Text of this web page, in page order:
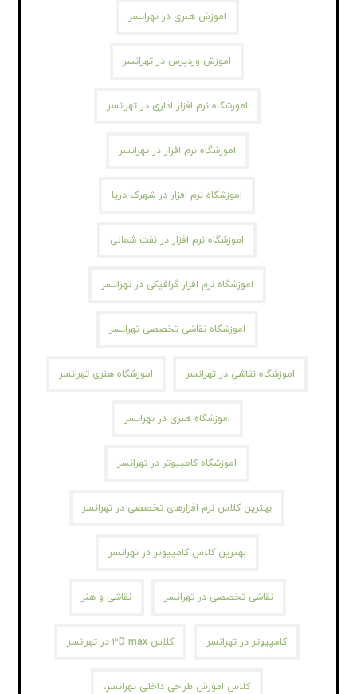
اموزش هنری در تهرانسر
اموزش وردپرس در تهرانسر
اموزشگاه نرم افزار اداری در تهرانسر
اموزشگاه نرم افزار در تهرانسر
اموزشگاه نرم افزار در شهرک دریا
اموزشگاه نرم افزار در نفت شمالی
اموزشگاه نرم افزار گرافیکی در تهرانسر
اموزشگاه نقاشی تخصصی تهرانسر
اموزشگاه نقاشی در تهرانسر اموزشگاه هنری تهرانسر
اموزشگاه هنری در تهرانسر
اموزشگاه کامپیوتر در تهرانسر
بهترین کلاس نرم افزارهای تخصصی در تهرانسر
بهترین کلاس کامپیوتر در تهرانسر
نقاشی تخصصی در تهرانسر نقاشی و هنر
کامپیوتر در تهرانسر کلاس ۳D max در تهرانسر
کلاس اموزش طراحی داخلی تهرانسر،